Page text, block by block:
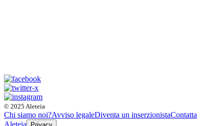
© 2025 Aleteia
Chi siamo noi?Avviso legaleDiventa un inserzionistaContatta